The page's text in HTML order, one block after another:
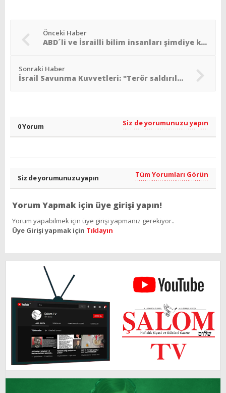
Önceki Haber
ABD´li ve İsrailli bilim insanları şimdiye kadar görülen en eski yıldızı keşfetti
Sonraki Haber
İsrail Savunma Kuvvetleri: "Terör saldırıları dünyanın dört bir yanında Yahudilere yayılabilir"
0 Yorum Siz de yorumunuzu yapın
Siz de yorumunuzu yapın Tüm Yorumları Görün
Yorum Yapmak için üye girişi yapın!
Yorum yapabilmek için üye girişi yapmanız gerekiyor..
Üye Girişi yapmak için Tıklayın